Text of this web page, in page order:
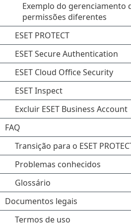
Exemplo do gerenciamento
permissões diferentes
ESET PROTECT
ESET Secure Authentication
ESET Cloud Office Security
ESET Inspect
Excluir ESET Business Account
FAQ
Transição para o ESET
Problemas conhecidos
Glossário
Documentos legais
Termos de uso